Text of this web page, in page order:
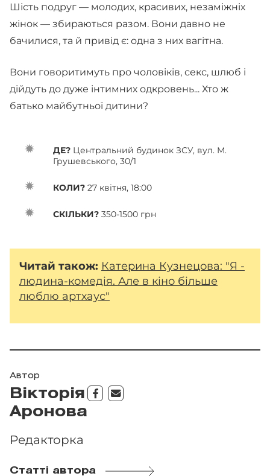
Шість подруг — молодих, красивих, незаміжніх
жінок — збираються разом. Вони давно не
бачилися, та й привід є: одна з них вагітна.
Вони говоритимуть про чоловіків, секс, шлюб і
дійдуть до дуже інтимних одкровень... Хто ж
батько майбутньої дитини?
ДЕ? Центральний будинок ЗСУ, вул. М.
Грушевського, 30/1
КОЛИ? 27 квітня, 18:00
СКІЛЬКИ? 350-1500 грн
Читай також: Катерина Кузнецова: "Я -
людина-комедія. Але в кіно більше
люблю артхаус"
Автор
Вікторія
Аронова
Редакторка
Статті автора